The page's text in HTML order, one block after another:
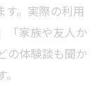
す。実際の利用
「家族や友人か
の体験談も聞か